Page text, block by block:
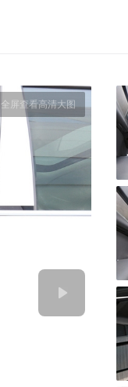
全屏查看高清大图